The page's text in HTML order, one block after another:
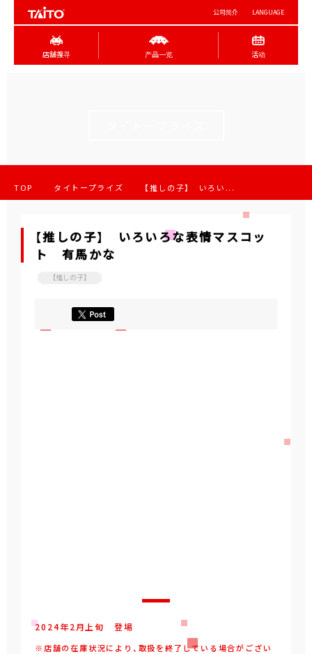
公司简介 LANGUAGE
店舖搜寻 产品一览 活动
TOP タイトープライズ 【推しの子】 いろい...
【推しの子】 いろいろな表情マスコッ
ト 有馬かな
【推しの子】
2024年2月 上旬 登場
※店舗の在庫状況により、取扱を終了している場合がござい